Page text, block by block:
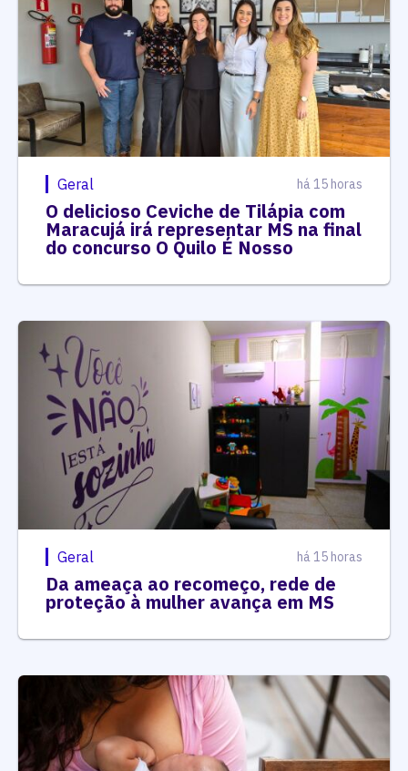
Geral há 15 horas
O delicioso Ceviche de Tilápia com
Maracujá irá representar MS na final
do concurso O Quilo É Nosso
Geral há 15 horas
Da ameaça ao recomeço, rede de
proteção à mulher avança em MS